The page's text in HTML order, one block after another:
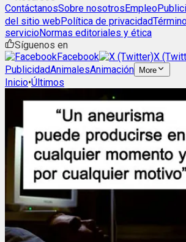
ContáctanosSobre nosotrosEmpleo
del sitio webPolítica de privacidad
servicioNormas editoriales y ética
Síguenos en
Facebook
X
PublicidadAnimalesAnimación More
Inicio•Últimos